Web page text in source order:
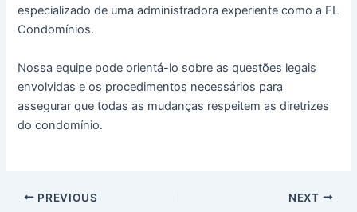
especializado de uma administradora experiente como a FL
Condomínios.
Nossa equipe pode orientá-lo sobre as questões legais
envolvidas e os procedimentos necessários para
assegurar que todas as mudanças respeitem as diretrizes
do condomínio.
Post
PREVIOUS NEXT